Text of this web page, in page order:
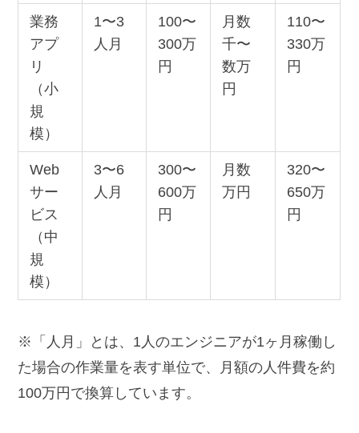
業務
アプ
リ
（小
規
模）
1〜3
人月
100〜
300万
円
月数
千〜
数万
円
110〜
330万
円
Web
サー
ビス
（中
規
模）
3〜6
人月
300〜
600万
円
月数
万円
320〜
650万
円
※「人月」とは、1人のエンジニアが1ヶ月稼働し
た場合の作業量を表す単位で、月額の人件費を約
100万円で換算しています。